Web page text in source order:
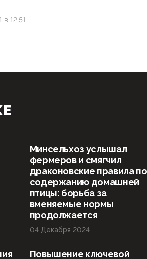
в 12:51
Минсельхоз услышал
фермеров и смягчил
драконовские правила по
содержанию домашней
птицы: борьба за
вменяемые нормы
продолжается
04 Декабря 2024
Повышение ключевой